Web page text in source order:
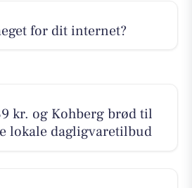
for dit internet?
kr. og Kohberg brød til
lokale dagligvaretilbud